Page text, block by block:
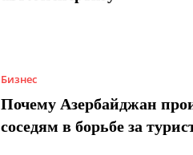
Бизнес
Почему Азербайджан
соседям в борьбе за